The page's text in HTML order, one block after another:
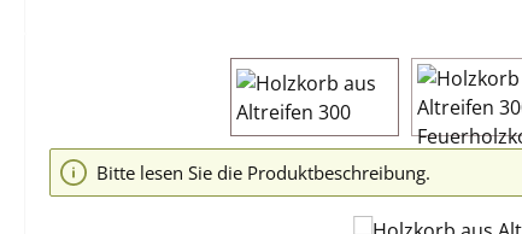
Bildergalerie überspringen
Bitte lesen Sie die Produktbeschreibung.